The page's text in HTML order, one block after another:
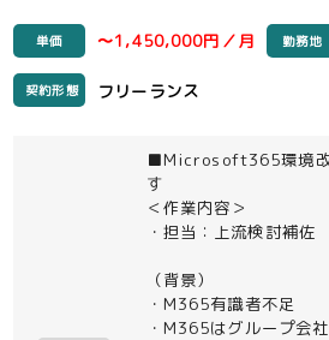
単価 〜1,450,000円／月 勤務地
契約形態 フリーランス
■Microsoft365環境改
す
＜作業内容＞
・担当：上流検討補佐
（背景）
・M365有識者不足
・M365はグループ会